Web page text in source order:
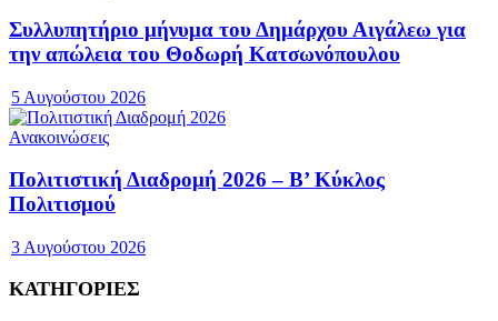
Συλλυπητήριο μήνυμα του Δημάρχου Αιγάλεω για
την απώλεια του Θοδωρή Κατσωνόπουλου
5 Αυγούστου 2026
Ανακοινώσεις
Πολιτιστική Διαδρομή 2026 – Β’ Κύκλος
Πολιτισμού
3 Αυγούστου 2026
ΚΑΤΗΓΟΡΙΕΣ